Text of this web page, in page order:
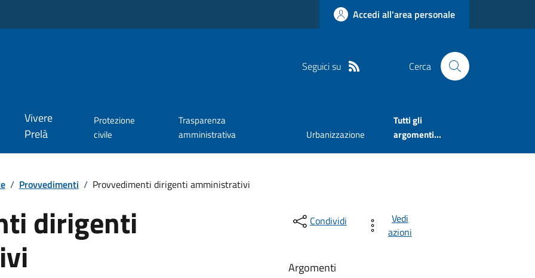
Accedi all'area personale
Seguici su Cerca
Vivere
Prelà
Protezione
civile
Trasparenza
amministrativa
Urbanizzazione
Tutti gli
argomenti...
/ Provvedimenti / Provvedimenti dirigenti amministrativi
dirigenti Condividi
Vedi
azioni
Argomenti